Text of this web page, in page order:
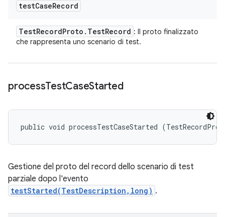
testCaseRecord
TestRecordProto . TestRecord : Il proto finalizzato
che rappresenta uno scenario di test.
processTestCaseStarted
public void processTestCaseStarted
Gestione del proto del record dello scenario di test
parziale dopo l'evento
testStarted(TestDescription,long) .